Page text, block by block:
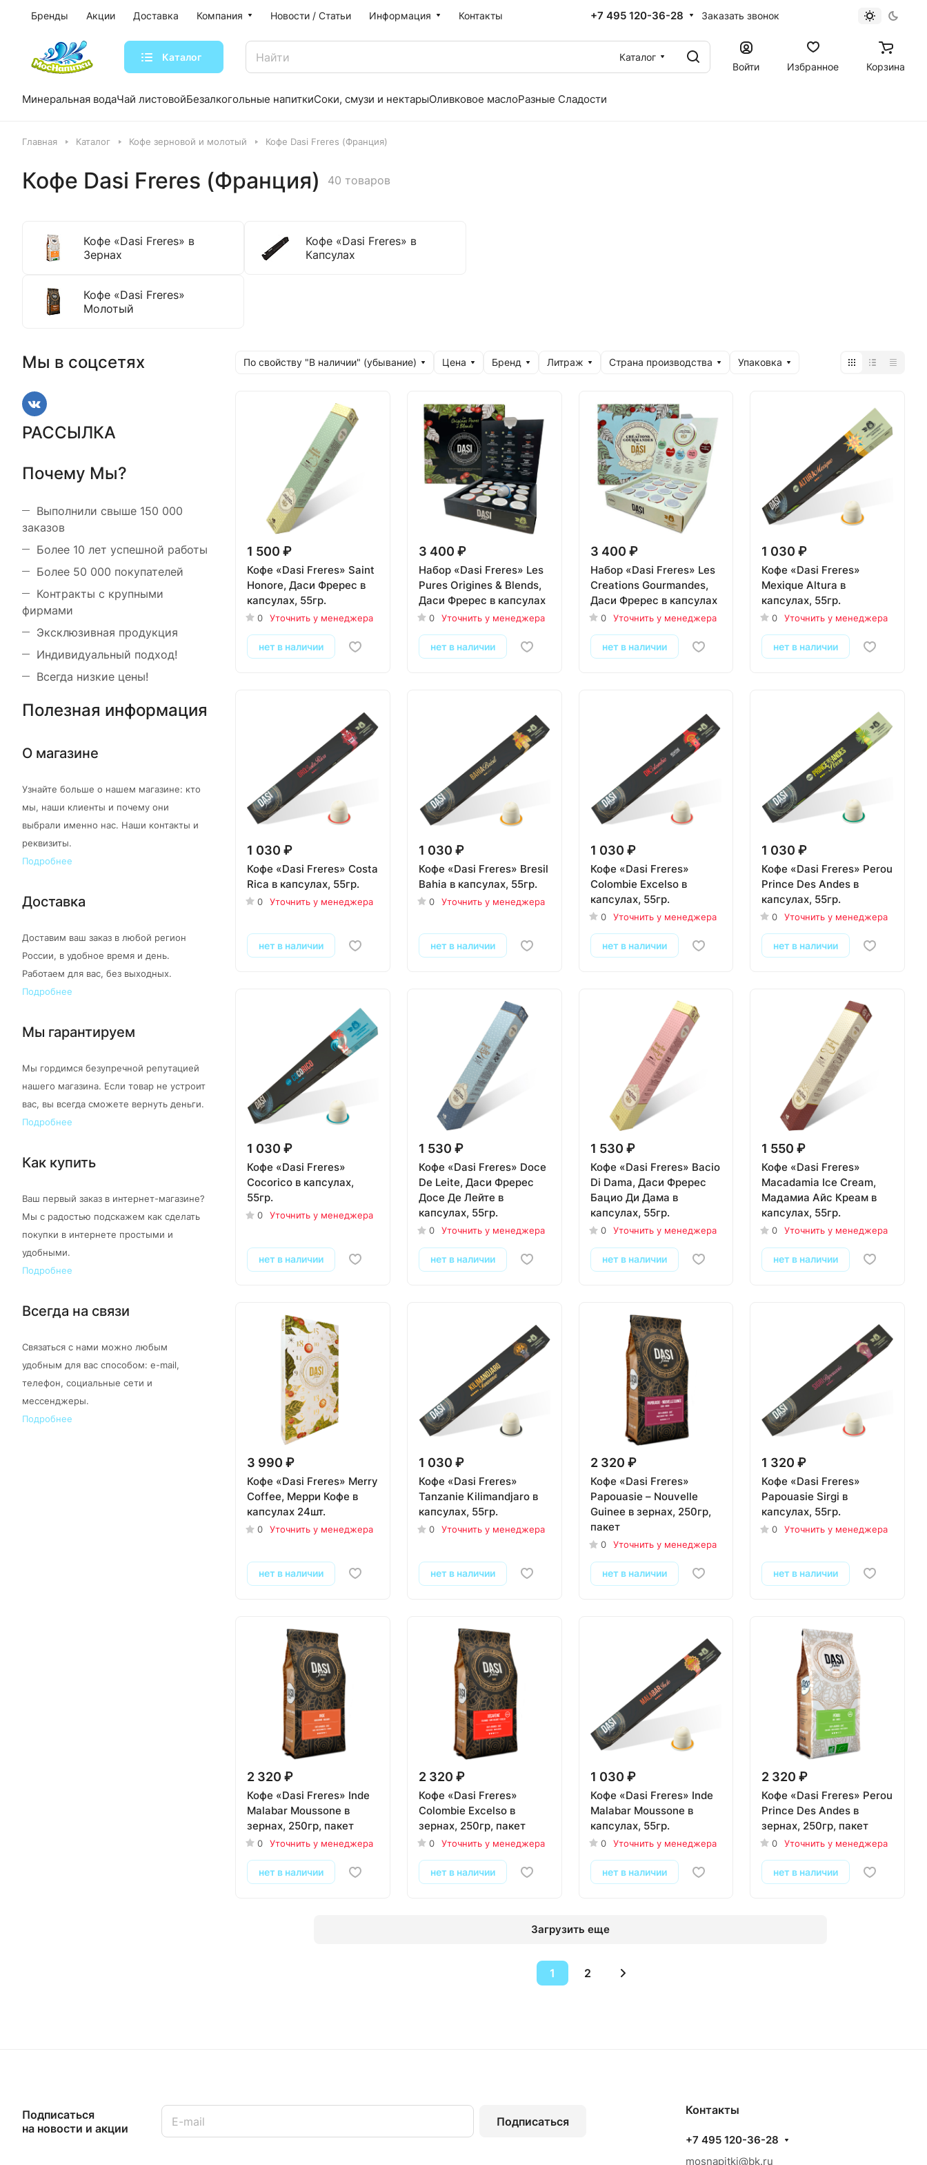
Бренды Акции Доставка Компания Новости / Статьи Информация Контакты +7 495 120-36-28 Заказать звонок
Каталог
Каталог
Войти
Избранное Корзина
Минеральная водаЧай листовойБезалкогольные напиткиСоки, смузи и нектарыОливковое маслоРазные Сладости
Главная Каталог Кофе зерновой и молотый Кофе Dasi Freres (Франция)
Кофе Dasi Freres (Франция) 40 товаров
Кофе «Dasi Freres» в
Зернах
Кофе «Dasi Freres» в
Капсулах
Кофе «Dasi Freres»
Молотый
По свойству "В наличии" (убывание) Цена Бренд Литраж Страна производства Упаковка
1 500 ₽
Кофе «Dasi Freres» Saint
Honore, Даси Фререс в
капсулах, 55гр.
0 Уточнить у менеджера
нет в наличии
3 400 ₽
Набор «Dasi Freres» Les
Pures Origines & Blends,
Даси Фререс в капсулах
0 Уточнить у менеджера
нет в наличии
3 400 ₽
Набор «Dasi Freres» Les
Creations Gourmandes,
Даси Фререс в капсулах
0 Уточнить у менеджера
нет в наличии
1 030 ₽
Кофе «Dasi Freres»
Mexique Altura в
капсулах, 55гр.
0 Уточнить у менеджера
нет в наличии
1 030 ₽
Кофе «Dasi Freres» Costa
Rica в капсулах, 55гр.
0 Уточнить у менеджера
нет в наличии
1 030 ₽
Кофе «Dasi Freres» Bresil
Bahia в капсулах, 55гр.
0 Уточнить у менеджера
нет в наличии
1 030 ₽
Кофе «Dasi Freres»
Colombie Excelso в
капсулах, 55гр.
0 Уточнить у менеджера
нет в наличии
1 030 ₽
Кофе «Dasi Freres» Perou
Prince Des Andes в
капсулах, 55гр.
0 Уточнить у менеджера
нет в наличии
1 030 ₽
Кофе «Dasi Freres»
Cocorico в капсулах,
55гр.
0 Уточнить у менеджера
нет в наличии
1 530 ₽
Кофе «Dasi Freres» Doce
De Leite, Даси Фререс
Досе Де Лейте в
капсулах, 55гр.
0 Уточнить у менеджера
нет в наличии
1 530 ₽
Кофе «Dasi Freres» Bacio
Di Dama, Даси Фререс
Бацио Ди Дама в
капсулах, 55гр.
0 Уточнить у менеджера
нет в наличии
1 550 ₽
Кофе «Dasi Freres»
Macadamia Ice Cream,
Мадамиа Айс Креам в
капсулах, 55гр.
0 Уточнить у менеджера
нет в наличии
3 990 ₽
Кофе «Dasi Freres» Merry
Coffee, Мерри Кофе в
капсулах 24шт.
0 Уточнить у менеджера
нет в наличии
1 030 ₽
Кофе «Dasi Freres»
Tanzanie Kilimandjaro в
капсулах, 55гр.
0 Уточнить у менеджера
нет в наличии
2 320 ₽
Кофе «Dasi Freres»
Papouasie – Nouvelle
Guinee в зернах, 250гр,
пакет
0 Уточнить у менеджера
нет в наличии
1 320 ₽
Кофе «Dasi Freres»
Papouasie Sirgi в
капсулах, 55гр.
0 Уточнить у менеджера
нет в наличии
2 320 ₽
Кофе «Dasi Freres» Inde
Malabar Moussone в
зернах, 250гр, пакет
0 Уточнить у менеджера
нет в наличии
2 320 ₽
Кофе «Dasi Freres»
Colombie Excelso в
зернах, 250гр, пакет
0 Уточнить у менеджера
нет в наличии
1 030 ₽
Кофе «Dasi Freres» Inde
Malabar Moussone в
капсулах, 55гр.
0 Уточнить у менеджера
нет в наличии
2 320 ₽
Кофе «Dasi Freres» Perou
Prince Des Andes в
зернах, 250гр, пакет
0 Уточнить у менеджера
нет в наличии
Загрузить еще
1 2
Мы в соцсетях
РАССЫЛКА
Почему Мы?
Выполнили свыше 150 000
заказов
Более 10 лет успешной работы
Более 50 000 покупателей
Контракты с крупными
фирмами
Эксклюзивная продукция
Индивидуальный подход!
Всегда низкие цены!
Полезная информация
О магазине
Узнайте больше о нашем магазине: кто
мы, наши клиенты и почему они
выбрали именно нас. Наши контакты и
реквизиты.
Подробнее
Доставка
Доставим ваш заказ в любой регион
России, в удобное время и день.
Работаем для вас, без выходных.
Подробнее
Мы гарантируем
Мы гордимся безупречной репутацией
нашего магазина. Если товар не устроит
вас, вы всегда сможете вернуть деньги.
Подробнее
Как купить
Ваш первый заказ в интернет-магазине?
Мы с радостью подскажем как сделать
покупки в интернете простыми и
удобными.
Подробнее
Всегда на связи
Связаться с нами можно любым
удобным для вас способом: e-mail,
телефон, социальные сети и
мессенджеры.
Подробнее
Подписаться
на новости и акции
Подписаться
Контакты
+7 495 120-36-28
mosnapitki@bk.ru